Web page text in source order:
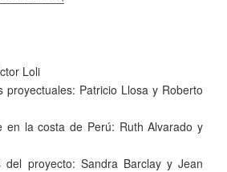
Loli
proyectuales: Patricio Llosa y Roberto
en la costa de Perú: Ruth Alvarado y
del proyecto: Sandra Barclay y Jean